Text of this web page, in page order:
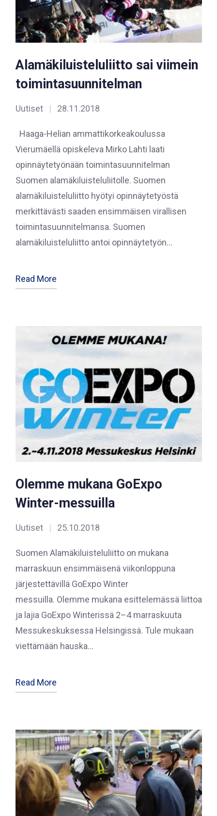
Alamäkiluisteluliitto sai viimein
toimintasuunnitelman
Uutiset | 28.11.2018
Haaga-Helian ammattikorkeakoulussa
Vierumäellä opiskeleva Mirko Lahti laati
opinnäytetyönään toimintasuunnitelman
Suomen alamäkiluisteluliitolle. Suomen
alamäkiluisteluliitto hyötyi opinnäytetyöstä
merkittävästi saaden ensimmäisen virallisen
toimintasuunnitelmansa. Suomen
alamäkiluisteluliitto antoi opinnäytetyön…
Read More
Olemme mukana GoExpo
Winter-messuilla
Uutiset | 25.10.2018
Suomen Alamäkiluisteluliitto on mukana
marraskuun ensimmäisenä viikonloppuna
järjestettävillä GoExpo Winter
messuilla. Olemme mukana esittelemässä liittoa
ja lajia GoExpo Winterissä 2–4 marraskuuta
Messukeskuksessa Helsingissä. Tule mukaan
viettämään hauska…
Read More